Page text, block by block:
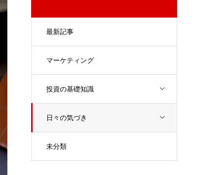
最新記事
マーケティング
投資の基礎知識
日々の気づき
未分類